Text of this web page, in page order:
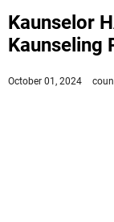
Kaunselor
Kaunseling
October 01, 2024